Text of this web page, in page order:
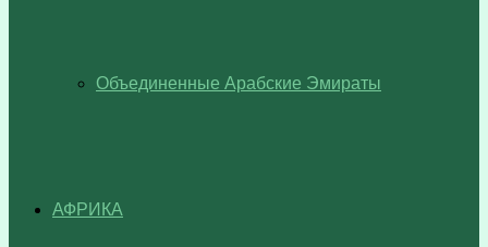
Объединенные Арабские Эмираты
АФРИКА